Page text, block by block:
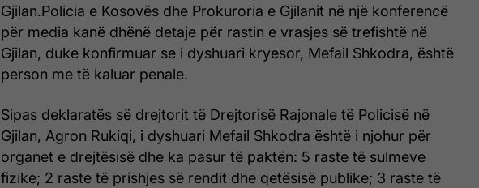
Gjilan.Policia e Kosovës dhe Prokuroria e Gjilanit në një konferencë
për media kanë dhënë detaje për rastin e vrasjes së trefishtë në
Gjilan, duke konfirmuar se i dyshuari kryesor, Mefail Shkodra, është
person me të kaluar penale.
Sipas deklaratës së drejtorit të Drejtorisë Rajonale të Policisë në
Gjilan, Agron Rukiqi, i dyshuari Mefail Shkodra është i njohur për
organet e drejtësisë dhe ka pasur të paktën: 5 raste të sulmeve
fizike; 2 raste të prishjes së rendit dhe qetësisë publike; 3 raste të